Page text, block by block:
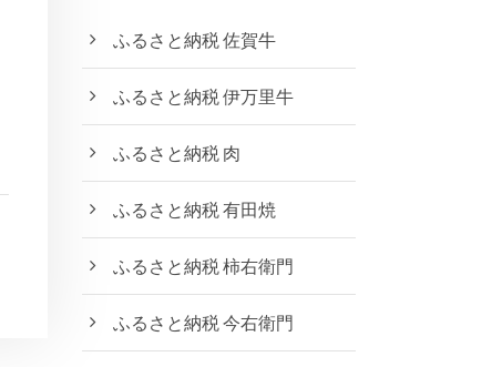
ふるさと納税 佐賀牛
ふるさと納税 伊万里牛
ふるさと納税 肉
ふるさと納税 有田焼
ふるさと納税 柿右衛門
ふるさと納税 今右衛門